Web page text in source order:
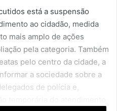
está a suspensão
ao cidadão, medida
mais amplo de ações
pela categoria. Também
pelo centro da cidade, a
a sociedade sobre a
de polícia e,